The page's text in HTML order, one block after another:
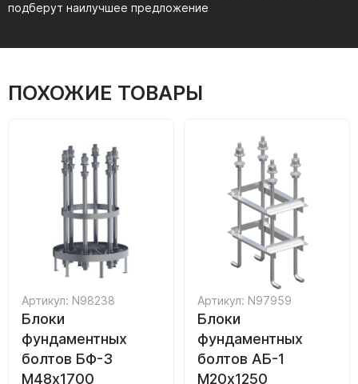
подберут наилучшее предложение
ПОХОЖИЕ ТОВАРЫ
Артикул: N98238
Блоки
фундаментных
болтов БФ-3
М48х1700
Артикул: N97959
Блоки
фундаментных
болтов АБ-1
М20х1250